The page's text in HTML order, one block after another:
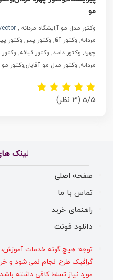
مو
وکتور مدل مو آرایشگاه مردانه ,
مردانه, وکتور آقا, وکتور پسر, وکتور
چهره, وکتور داماد, وکتور قیافه,
مردانه, وکتور مدل مو آقایان,وکتور مو
5/5 (3 نظر)
لینک
صفحه اصلی
تماس با ما
راهنمای خرید
دانلود فونت
توجه: هیچ گونه خدمات
گرافیک طرح انجام نمی شود و
مورد نیاز تسلط کافی داشته